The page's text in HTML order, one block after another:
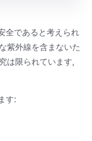
全であると考えられ
紫外線を含まないた
は限られています,
す: